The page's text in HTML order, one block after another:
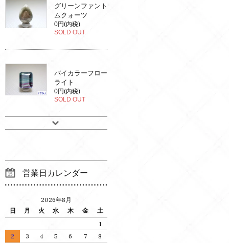
グリーンファント
ムクォーツ
0円(内税)
SOLD OUT
バイカラーフロー
ライト
0円(内税)
SOLD OUT
営業日カレンダー
2026年8月
日
月 火 水 木 金
土
1
2
3 4 5 6 7 8